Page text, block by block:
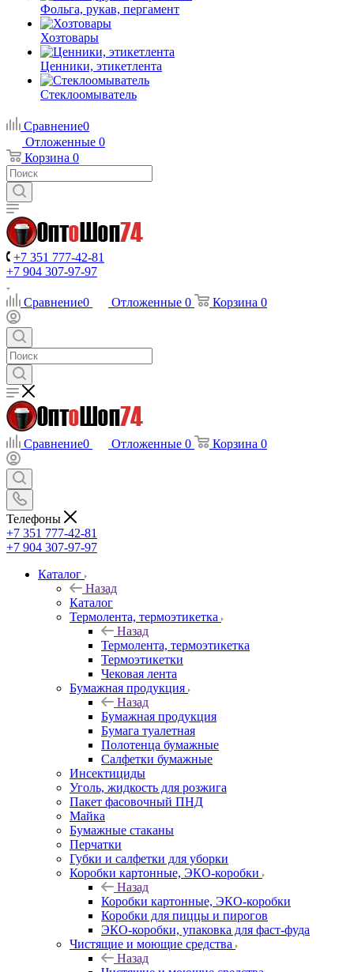
Фольга, рукав, пергамент
Хозтовары
Ценники, этикетлента
Стеклоомыватель
Сравнение0
Отложенные 0
Корзина 0
+7 351 777-42-81
+7 904 307-97-97
Сравнение0 Отложенные 0 Корзина 0
Сравнение0 Отложенные 0 Корзина 0
Телефоны
+7 351 777-42-81
+7 904 307-97-97
Каталог
Назад
Каталог
Термолента, термоэтикетка
Назад
Термолента, термоэтикетка
Термоэтикетки
Чековая лента
Бумажная продукция
Назад
Бумажная продукция
Бумага туалетная
Полотенца бумажные
Салфетки бумажные
Инсектициды
Уголь, жидкость для розжига
Пакет фасовочный ПНД
Майка
Бумажные стаканы
Перчатки
Губки и салфетки для уборки
Коробки картонные, ЭКО-коробки
Назад
Коробки картонные, ЭКО-коробки
Коробки для пиццы и пирогов
ЭКО-коробки, упаковка для фаст-фуда
Чистящие и моющие средства
Назад